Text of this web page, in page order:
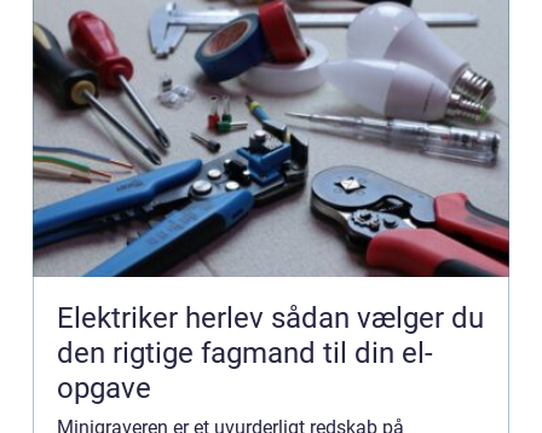
Elektriker herlev sådan vælger du
den rigtige fagmand til din el-
opgave
Minigraveren er et uvurderligt redskab på